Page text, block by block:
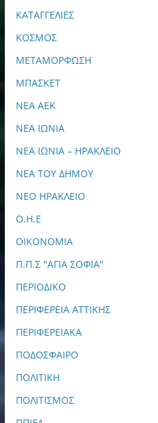
ΚΑΤΑΓΓΕΛΙΕΣ
ΚΟΣΜΟΣ
ΜΕΤΑΜΟΡΦΩΣΗ
ΜΠΑΣΚΕΤ
ΝΕΑ ΑΕΚ
ΝΕΑ ΙΩΝΙΑ
ΝΕΑ ΙΩΝΙΑ – ΗΡΑΚΛΕΙΟ
ΝΕΑ ΤΟΥ ΔΗΜΟΥ
ΝΕΟ ΗΡΑΚΛΕΙΟ
Ο.Η.Ε
ΟΙΚΟΝΟΜΙΑ
Π.Π.Σ "ΑΓΙΑ ΣΟΦΙΑ"
ΠΕΡΙΟΔΙΚΟ
ΠΕΡΙΦΕΡΕΙΑ ΑΤΤΙΚΗΣ
ΠΕΡΙΦΕΡΕΙΑΚΑ
ΠΟΔΟΣΦΑΙΡΟ
ΠΟΛΙΤΙΚΗ
ΠΟΛΙΤΙΣΜΟΣ